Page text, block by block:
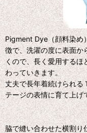
Pigment Dye（顔料染め
徴で、洗濯の度に表面か
くので、長く愛用するほ
わっていきます。
丈夫で長年着続けられる
テージの表情に育て上
ボディー
脇で縫い合わせた横割り